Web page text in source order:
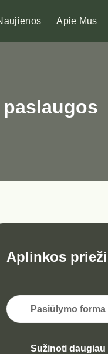
Apie Mus
Aplinkos
Pasiūlymo forma
Sužinoti daugiau